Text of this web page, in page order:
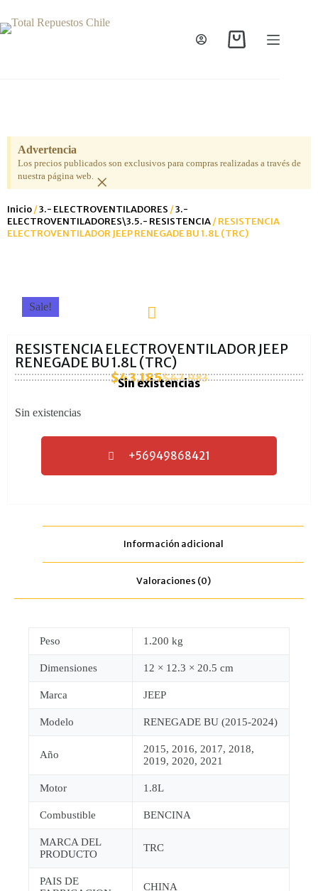
Advertencia
Los precios publicados son exclusivos para compras realizadas a través de
nuestra página web. ×
Inicio/3.- ELECTROVENTILADORES /3.-
ELECTROVENTILADORES\3.5.- RESISTENCIA/ RESISTENCIA
ELECTROVENTILADOR JEEP RENEGADE BU 1.8L (TRC)
Sale!
RESISTENCIA ELECTROVENTILADOR JEEP
RENEGADE BU 1.8L (TRC)
$47.983
$43.185
Sin existencias
Sin existencias
+56949868421
Información adicional
Valoraciones (0)
Peso 1.200 kg
Dimensiones 12 × 12.3 × 20.5 cm
Marca JEEP
Modelo RENEGADE BU (2015-2024)
Año
2015, 2016, 2017, 2018,
2019, 2020, 2021
Motor 1.8L
Combustible BENCINA
MARCA DEL
PRODUCTO
TRC
PAIS DE
CHINA